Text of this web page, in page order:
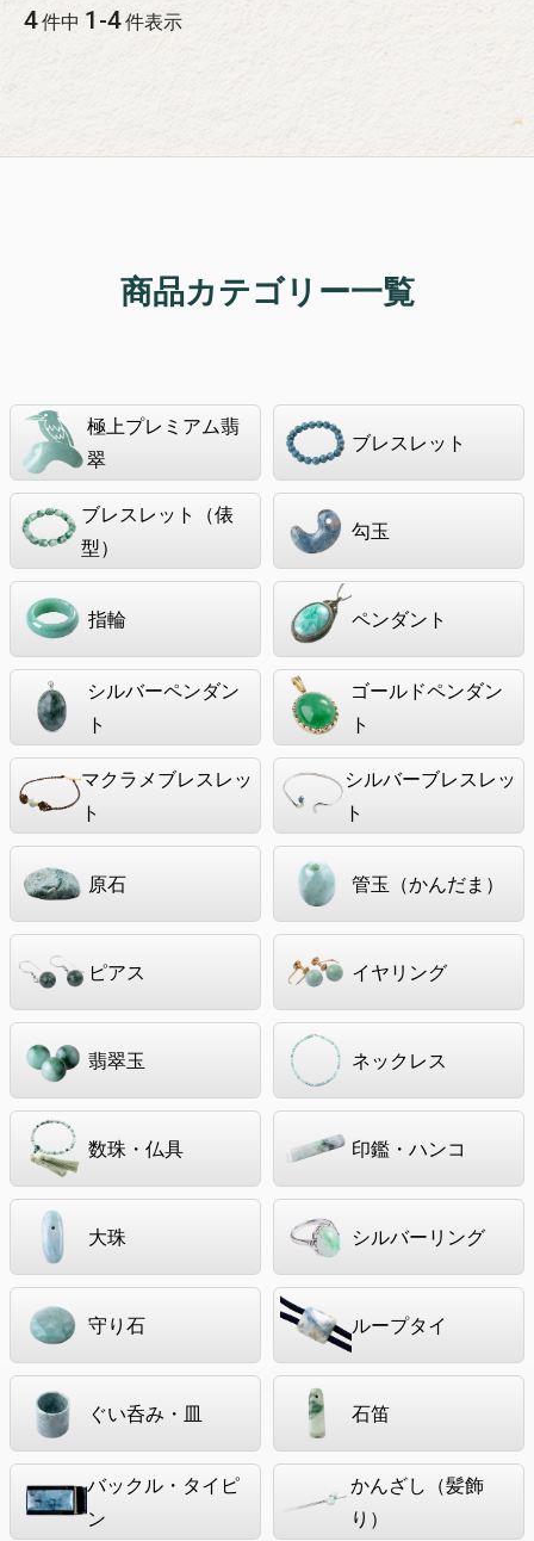
4件中 1 -4件表示
商品カテゴリー一覧
極上プレミアム翡
翠
ブレスレット
ブレスレット（俵
型）
勾玉
指輪 ペンダント
シルバーペンダン
ト
ゴールドペンダン
ト
マクラメブレスレッ
ト
シルバーブレスレッ
ト
原石 管玉（かんだま）
ピアス イヤリング
翡翠玉 ネックレス
数珠・仏具 印鑑・ハンコ
大珠 シルバーリング
守り石 ループタイ
ぐい呑み・皿 石笛
バックル・タイピ
ン
かんざし（髪飾
り）